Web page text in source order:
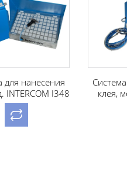
Система для нанесения
клея, мод. INTERCOM